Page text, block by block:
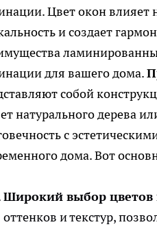
Цвет окон влияет
и создает
для вашего дома.
собой
натурального дерева
с
дома. Вот
Широкий выбор цветов
оттенков и текстур,